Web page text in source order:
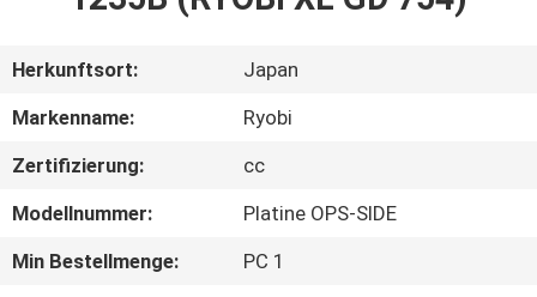
ÜBER
UNS
FABRIK-
AUSFLUG
Herkunftsort:
Japan
Markenname:
Ryobi
Zertifizierung:
cc
Modellnummer:
Platine OPS-SIDE
Min Bestellmenge:
PC 1